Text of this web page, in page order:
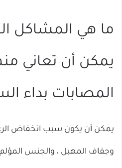
ما هي المشاكل
يمكن أن تعاني
المصابات بداء
يمكن أن يكون سبب انخفاض
وجفاف المهبل ، والجنس